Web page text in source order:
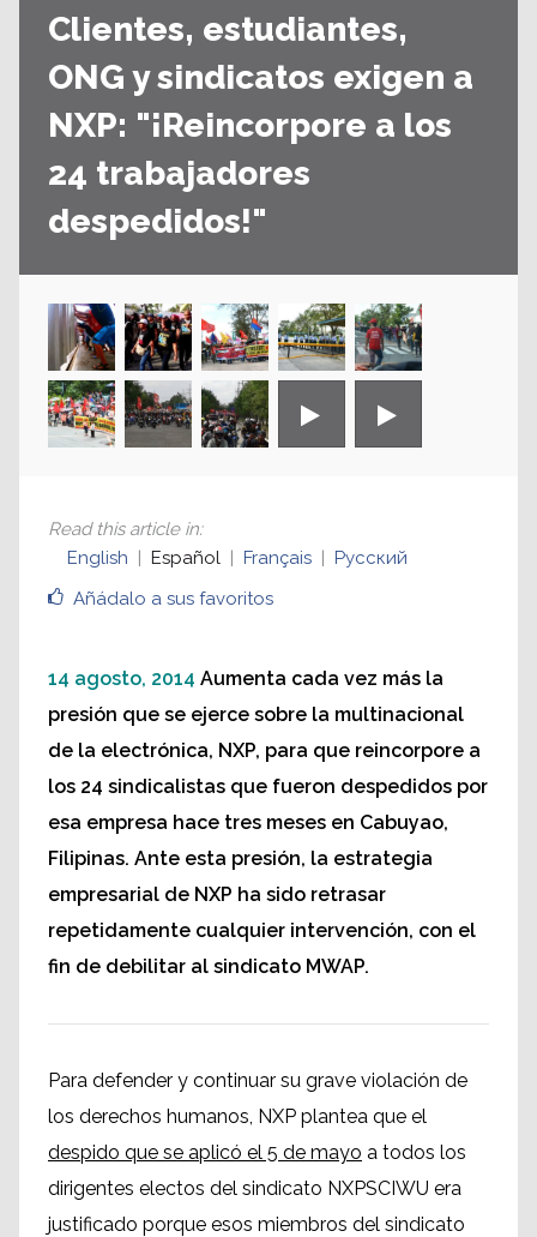
Clientes, estudiantes,
ONG y sindicatos exigen a
NXP: "¡Reincorpore a los
24 trabajadores
despedidos!"
Añádalo a sus favoritos
Read this article in:
English
Español Français Русский
14 agosto, 2014 Aumenta cada vez más la
presión que se ejerce sobre la multinacional
de la electrónica, NXP, para que reincorpore a
los 24 sindicalistas que fueron despedidos por
esa empresa hace tres meses en Cabuyao,
Filipinas. Ante esta presión, la estrategia
empresarial de NXP ha sido retrasar
repetidamente cualquier intervención, con el
fin de debilitar al sindicato MWAP.
Para defender y continuar su grave violación de
los derechos humanos, NXP plantea que el
despido que se aplicó el 5 de mayo a todos los
dirigentes electos del sindicato NXPSCIWU era
justificado porque esos miembros del sindicato